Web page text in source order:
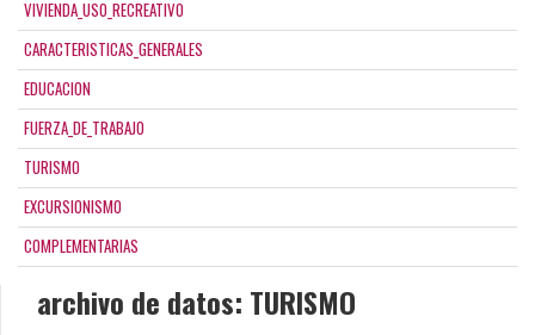
VIVIENDA_USO_RECREATIVO
CARACTERISTICAS_GENERALES
EDUCACION
FUERZA_DE_TRABAJO
TURISMO
EXCURSIONISMO
COMPLEMENTARIAS
archivo de datos: TURISMO